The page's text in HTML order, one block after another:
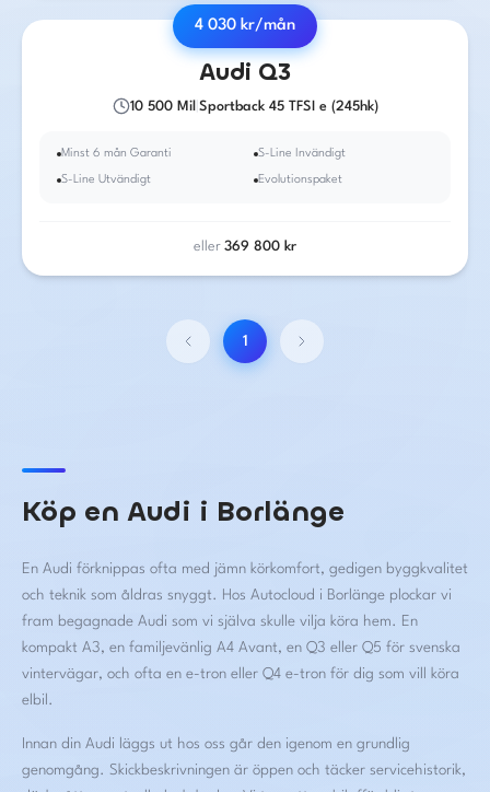
2022
4 030 kr/mån
Audi Q3
10 500Mil Sportback 45 TFSI e (245hk)
Minst 6 mån Garanti S-Line Invändigt
S-Line Utvändigt Evolutionspaket
eller 369 800 kr
1
Köp en Audi i Borlänge
En Audi förknippas ofta med jämn körkomfort, gedigen byggkvalitet
och teknik som åldras snyggt. Hos Autocloud i Borlänge plockar vi
fram begagnade Audi som vi själva skulle vilja köra hem. En
kompakt A3, en familjevänlig A4 Avant, en Q3 eller Q5 för svenska
vintervägar, och ofta en e-tron eller Q4 e-tron för dig som vill köra
elbil.
Innan din Audi läggs ut hos oss går den igenom en grundlig
genomgång. Skickbeskrivningen är öppen och täcker servicehistorik,